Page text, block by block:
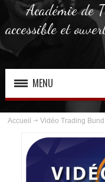
Académie de
accessible et
MENU
ABOUT US
INSCRIPTION
PLANNING
Accueil Vidéo Trading